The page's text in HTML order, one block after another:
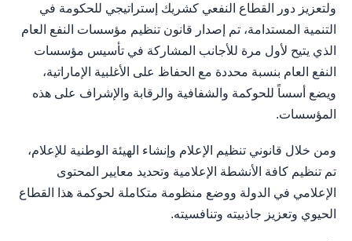
ولتعزيز دور القطاع النفعي كشريك إستراتيجي للحكومة في
التنمية المستدامة، تم إصدار قانون تنظيم مؤسسات النفع العام
الذي يتيح لأول مرة للأجانب المشاركة في تأسيس مؤسسات
النفع العام بنسبة محددة مع الحفاظ على الأغلبية الإماراتية،
ويضع أسساً للحوكمة والشفافية والرقابة والإشراف على هذه
المؤسسات.
ومن خلال قانوني تنظيم الإعلام وإنشاء الهيئة الوطنية للإعلام،
تم تنظيم كافة الأنشطة الإعلامية وتحديد معايير المحتوى
الإعلامي في الدولة ووضع منظومة متكاملة لحوكمة هذا القطاع
الحيوي وتعزيز جاذبيته وتنافسيته.